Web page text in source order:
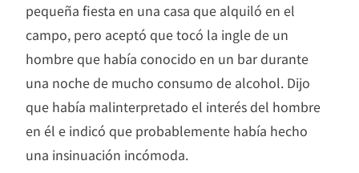
pequeña fiesta en una casa que alquiló en el
campo, pero aceptó que tocó la ingle de un
hombre que había conocido en un bar durante
una noche de mucho consumo de alcohol. Dijo
que había malinterpretado el interés del hombre
en él e indicó que probablemente había hecho
una insinuación incómoda.